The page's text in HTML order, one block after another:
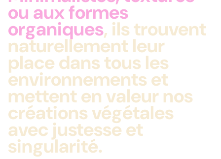
ou aux formes
organiques, ils trouvent
naturellement leur
place dans tous les
environnements et
mettent en valeur nos
créations végétales
avec justesse et
singularité.